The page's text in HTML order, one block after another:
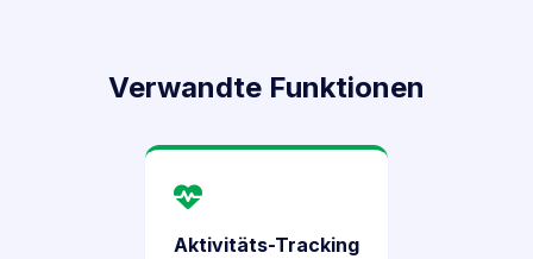
Verwandte Funktionen
Aktivitäts-Tracking